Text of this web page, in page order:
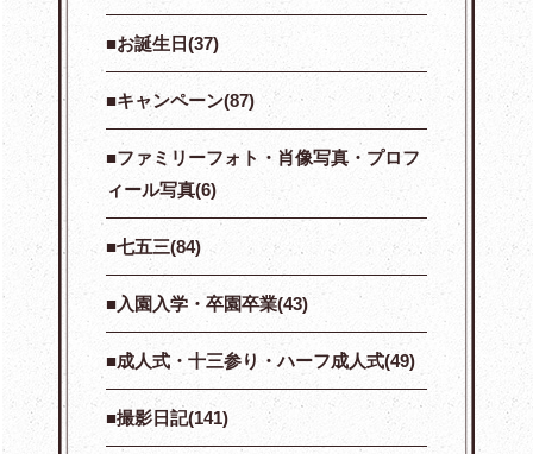
お誕生日(37)
キャンペーン(87)
ファミリーフォト・肖像写真・プロフ
ィール写真(6)
七五三(84)
入園入学・卒園卒業(43)
成人式・十三参り・ハーフ成人式(49)
撮影日記(141)